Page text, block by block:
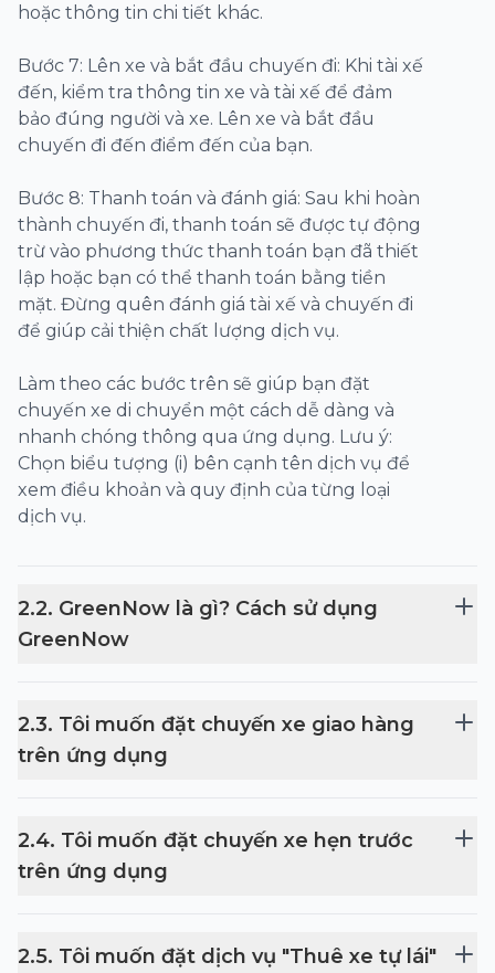
hoặc thông tin chi tiết khác.
Bước 7: Lên xe và bắt đầu chuyến đi: Khi tài xế
đến, kiểm tra thông tin xe và tài xế để đảm
bảo đúng người và xe. Lên xe và bắt đầu
chuyến đi đến điểm đến của bạn.
Bước 8: Thanh toán và đánh giá: Sau khi hoàn
thành chuyến đi, thanh toán sẽ được tự động
trừ vào phương thức thanh toán bạn đã thiết
lập hoặc bạn có thể thanh toán bằng tiền
mặt. Đừng quên đánh giá tài xế và chuyến đi
để giúp cải thiện chất lượng dịch vụ.
Làm theo các bước trên sẽ giúp bạn đặt
chuyến xe di chuyển một cách dễ dàng và
nhanh chóng thông qua ứng dụng. Lưu ý:
Chọn biểu tượng (i) bên cạnh tên dịch vụ để
xem điều khoản và quy định của từng loại
dịch vụ.
2.2. GreenNow là gì? Cách sử dụng
GreenNow
2.3. Tôi muốn đặt chuyến xe giao hàng
trên ứng dụng
2.4. Tôi muốn đặt chuyến xe hẹn trước
trên ứng dụng
2.5. Tôi muốn đặt dịch vụ "Thuê xe tự lái"